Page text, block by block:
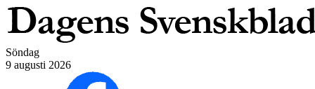
Söndag
9 augusti 2026